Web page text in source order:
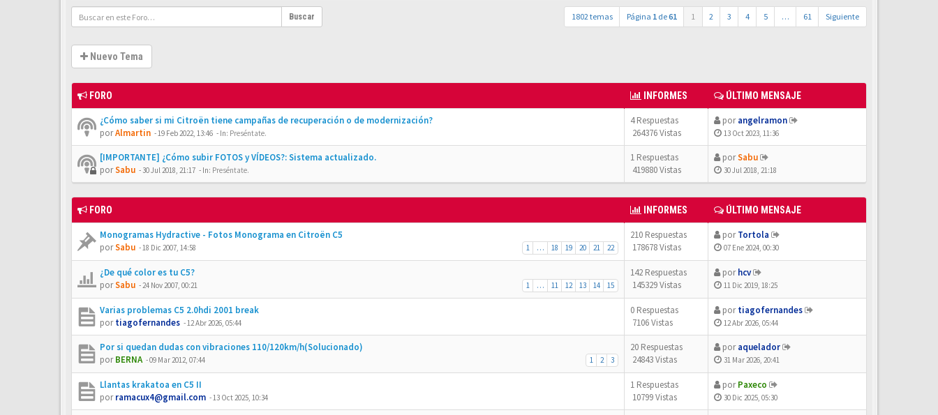
Buscar 1802 temas Página 1 de61 1 2 3 4 5 … 61 Siguiente
Nuevo Tema
FORO INFORMES ÚLTIMO MENSAJE
¿Cómo saber si mi Citroën tiene campañas de recuperación o de modernización?
porAlmartin -19 Feb 2022, 13:46 - In: Preséntate.
4 Respuestas
264376 Vistas
porangelramon
13 Oct 2023, 11:36
[IMPORTANTE] ¿Cómo subir FOTOS y VÍDEOS?: Sistema actualizado.
porSabu - 30 Jul 2018, 21:17 - In: Preséntate.
1 Respuestas
419880 Vistas
porSabu
30 Jul 2018, 21:18
FORO INFORMES ÚLTIMO MENSAJE
Monogramas Hydractive - Fotos Monograma en Citroën C5
1 … 18 19 20 21 22
porSabu -18 Dic 2007, 14:58
210 Respuestas
178678 Vistas
porTortola
07 Ene 2024, 00:30
¿De qué color es tu C5?
1 … 11 12 13 14 15
porSabu -24 Nov 2007, 00:21
142 Respuestas
145329 Vistas
porhcv
11 Dic 2019, 18:25
Varias problemas C5 2.0hdi 2001 break
portiagofernandes -12 Abr 2026, 05:44
0 Respuestas
7106 Vistas
portiagofernandes
12 Abr 2026, 05:44
Por si quedan dudas con vibraciones 110/120km/h(Solucionado)
1 2 3
porBERNA -09 Mar 2012, 07:44
20 Respuestas
24843 Vistas
poraquelador
31 Mar 2026, 20:41
Llantas krakatoa en C5 II
porramacux4@gmail.com -13 Oct 2025, 10:34
1 Respuestas
10799 Vistas
porPaxeco
30 Dic 2025, 05:30